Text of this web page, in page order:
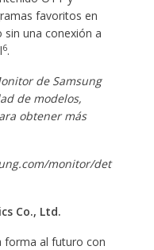
favoritos en
sin una conexión a
6.
de Samsung
de modelos,
obtener más
monitor/det
Co., Ltd.
forma al futuro con